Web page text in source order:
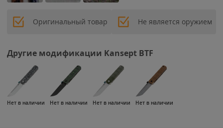
Оригинальный товар Не является оружием
Другие модификации Kansept BTF
Нет в наличии Нет в наличии Нет в наличии Нет в наличии